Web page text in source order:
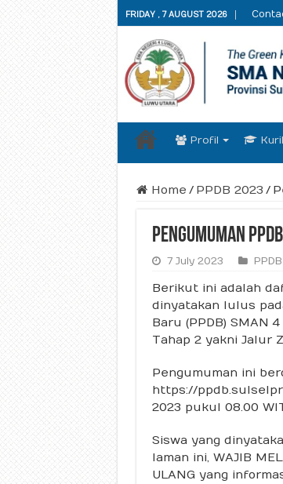
FRIDAY , 7 AUGUST 2026
Profil
Home / PPDB 2023 /
Pengumuman
7 July 2023
Berikut ini adalah
dinyatakan lulus
Baru (PPDB) SMAN
Tahap 2 yakni Jalur
Pengumuman ini
https://
2023 pukul 08.00
Siswa yang
laman ini, WAJIB
ULANG yang